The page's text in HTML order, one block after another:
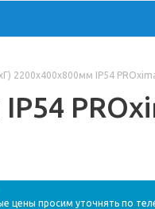
2200x400x800мм IP54
цены просим уточнять по